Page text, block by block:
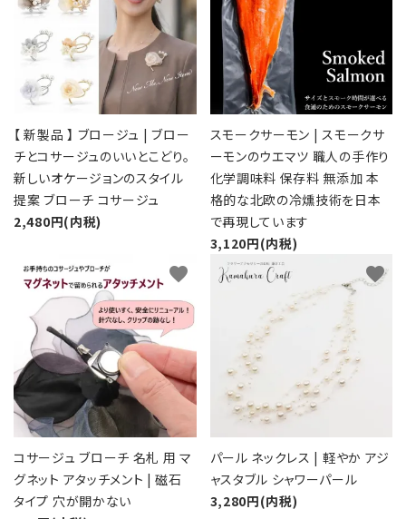
【 新製品 】 ブロージュ | ブロー
チとコサージュのいいとこどり。
新しいオケージョンのスタイル
提案 ブローチ コサージュ
2,480円(内税)
スモークサーモン | スモークサ
ーモンのウエマツ 職人の手作り
化学調味料 保存料 無添加 本
格的な北欧の冷燻技術を日本
で再現しています
3,120円(内税)
コサージュ ブローチ 名札 用 マ
グネット アタッチメント | 磁石
タイプ 穴が開かない
favorite
パール ネックレス | 軽やか アジ
ャスタブル シャワーパール
3,280円(内税)
favorite